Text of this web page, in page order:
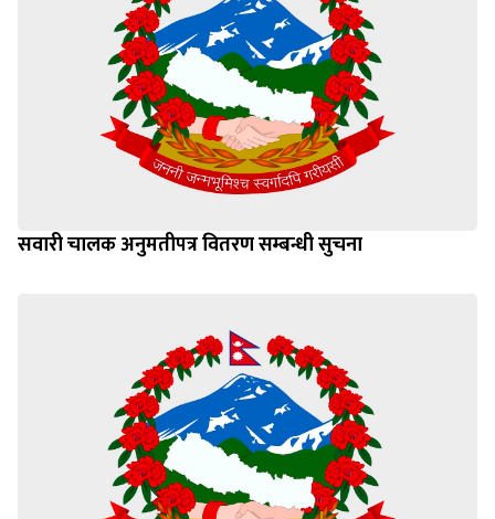
सवारी चालक अनुमतीपत्र वितरण सम्बन्धी सुचना